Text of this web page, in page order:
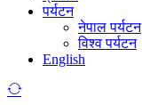
पर्यटन
नेपाल पर्यटन
विश्व पर्यटन
English